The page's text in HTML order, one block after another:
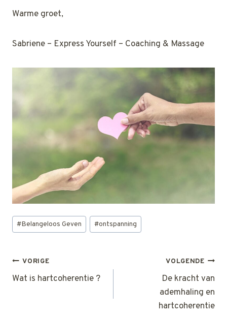
Warme groet,
Sabriene – Express Yourself – Coaching & Massage
Bericht
tags:
#Belangeloos Geven #ontspanning
BERICHT
NAVIGATIE
VORIGE
Wat is hartcoherentie ?
VOLGENDE
De kracht van
ademhaling en
hartcoherentie